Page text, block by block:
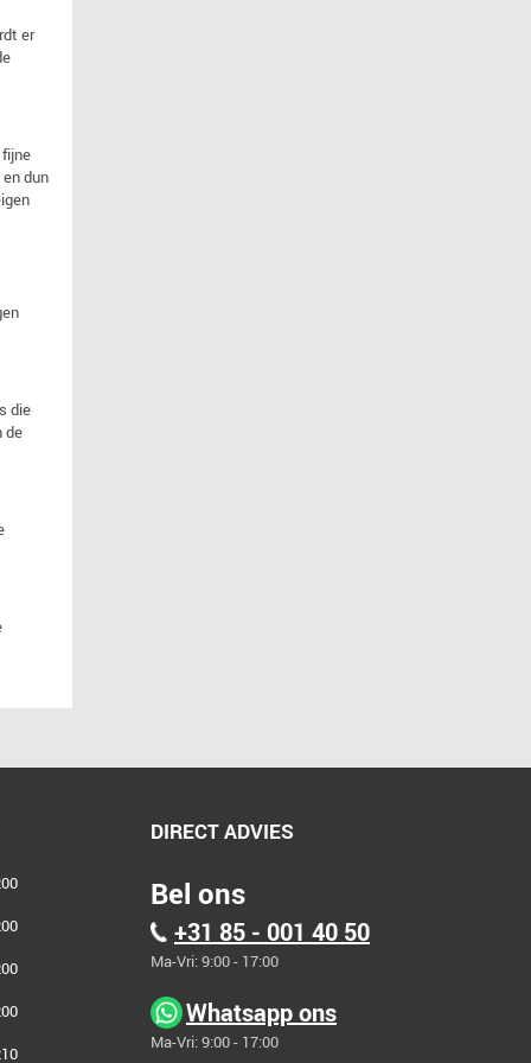
er
dun
die
de
DIRECT ADVIES
Bel ons
+31 85 - 001 40 50
Ma-Vri: 9:00 - 17:00
Whatsapp ons
Ma-Vri: 9:00 - 17:00